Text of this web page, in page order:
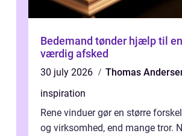
Bedemand tønder hjælp til en tryg og
værdig afsked
30 july 2026
Thomas
inspiration
Rene vinduer gør en større
og virksomhed, end mange tror.